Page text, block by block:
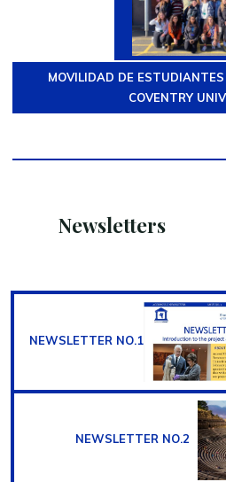
MOVILIDAD DE
COVENTRY
Newsletters
NEWSLETTER NO.1
NEWSLETTER NO.2